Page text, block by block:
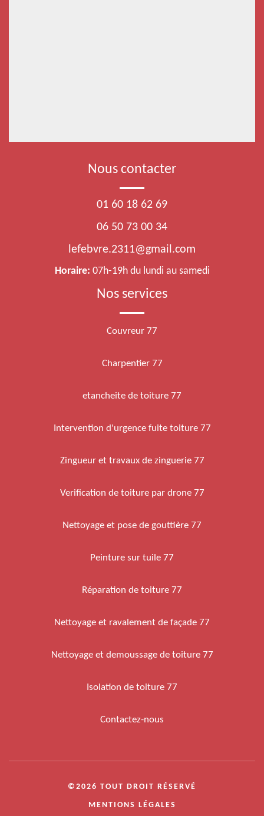
Nous contacter
01 60 18 62 69
06 50 73 00 34
lefebvre.2311@gmail.com
Horaire: 07h-19h du lundi au samedi
Nos services
Couvreur 77
Charpentier 77
etancheite de toiture 77
Intervention d'urgence fuite toiture 77
Zingueur et travaux de zinguerie 77
Verification de toiture par drone 77
Nettoyage et pose de gouttière 77
Peinture sur tuile 77
Réparation de toiture 77
Nettoyage et ravalement de façade 77
Nettoyage et demoussage de toiture 77
Isolation de toiture 77
Contactez-nous
©2026 TOUT DROIT RÉSERVÉ
MENTIONS LÉGALES